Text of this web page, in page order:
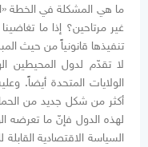
ما هي المشكلة في الخطة
غير مرتاحين؟ إذا ما
تنفيذها قانونياً من حيث
لا تقدّم لدول المحيطين
أكثر من شكل جديد من
لهذه الدول فإنّ ما تعرضه
السياسة الاقتصادية